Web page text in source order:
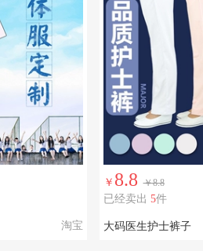
淘宝
￥ 8.8 ￥8.8
已经卖出 5件
大码医生护士裤子